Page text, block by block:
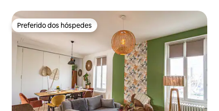
Preferido dos hóspedes
Preferido dos hóspedes